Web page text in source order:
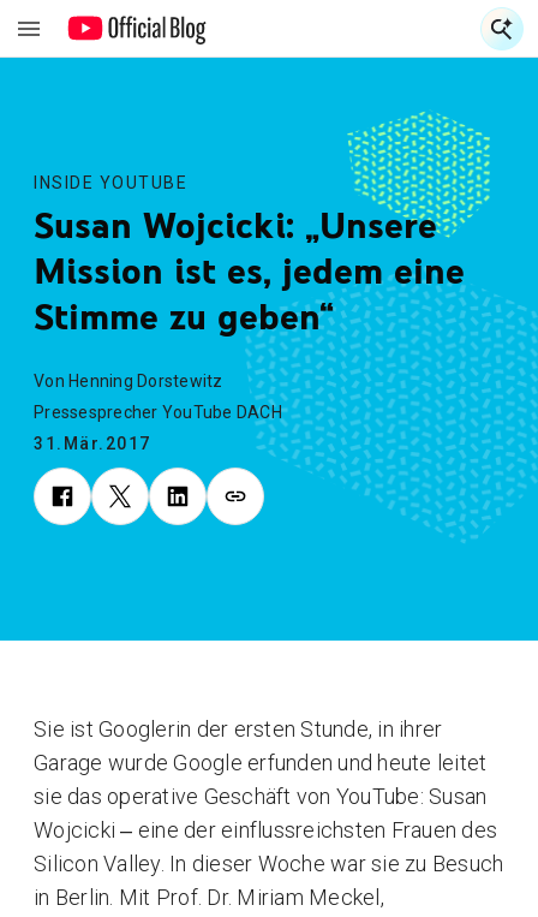
INSIDE YOUTUBE
Susan Wojcicki: „Unsere
Mission ist es, jedem eine
Stimme zu geben“
Von Henning Dorstewitz
Pressesprecher YouTube DACH
31.Mär.2017
Sie ist Googlerin der ersten Stunde, in ihrer
Garage wurde Google erfunden und heute leitet
sie das operative Geschäft von YouTube: Susan
Wojcicki ‒ eine der einflussreichsten Frauen des
Silicon Valley. In dieser Woche war sie zu Besuch
in Berlin. Mit Prof. Dr. Miriam Meckel,